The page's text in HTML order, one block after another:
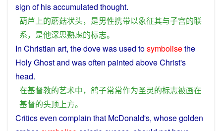
sign of hisaccumulated thought.
葫芦上的蘑菇状头， 是男性携带以象征其与子宫的联
系， 是他深思熟虑的标志。
In Christian art, thedovewas used tosymbolisethe
HolyGhost and wasoften painted aboveChrist's
head.
在基督教的艺术中， 鸽子常常作为圣灵的标志被画在
基督的头顶上方。
Criticseven complain that McDonald's, whosegolden